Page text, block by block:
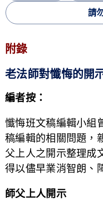
請
附錄
老法師對懺悔的開
編者按：
懺悔班文稿編輯小組
稿編輯的相關問題，
父上人之開示整理成
得以儘早業消智朗、
師父上人開示